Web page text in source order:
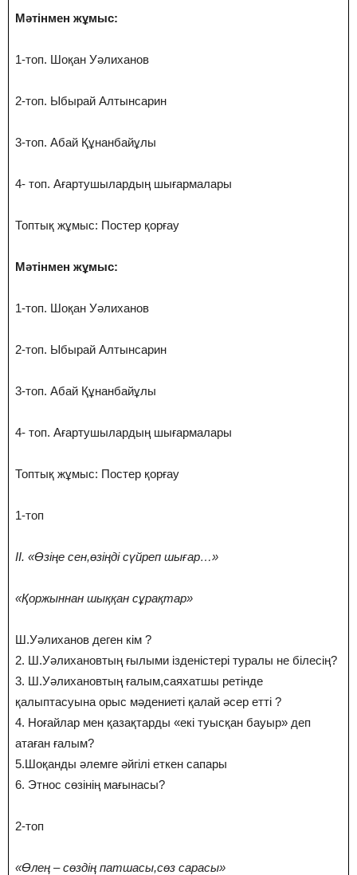
Мәтінмен жұмыс:
1-топ. Шоқан Уәлиханов
2-топ. Ыбырай Алтынсарин
3-топ. Абай Құнанбайұлы
4- топ. Ағартушылардың шығармалары
Топтық жұмыс: Постер қорғау
Мәтінмен жұмыс:
1-топ. Шоқан Уәлиханов
2-топ. Ыбырай Алтынсарин
3-топ. Абай Құнанбайұлы
4- топ. Ағартушылардың шығармалары
Топтық жұмыс: Постер қорғау
1-топ
ІІ. «Өзіңе сен,өзіңді сүйреп шығар…»
«Қоржыннан шыққан сұрақтар»
Ш.Уәлиханов деген кім ?
2. Ш.Уәлихановтың ғылыми ізденістері туралы не білесің?
3. Ш.Уәлихановтың ғалым,саяхатшы ретінде
қалыптасуына орыс мәдениеті қалай әсер етті ?
4. Ноғайлар мен қазақтарды «екі туысқан бауыр» деп
атаған ғалым?
5.Шоқанды әлемге әйгілі еткен сапары
6. Этнос сөзінің мағынасы?
2-топ
«Өлең – сөздің патшасы,сөз сарасы»